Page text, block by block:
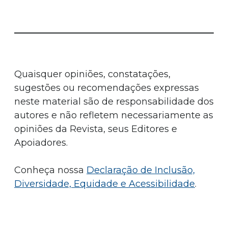
Quaisquer opiniões, constatações,
sugestões ou recomendações expressas
neste material são de responsabilidade dos
autores e não refletem necessariamente as
opiniões da Revista, seus Editores e
Apoiadores.
Conheça nossa Declaração de Inclusão,
Diversidade, Equidade e Acessibilidade.